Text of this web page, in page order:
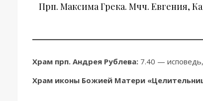
Прп. Максима Грека. Мчч. Евгения,
Храм прп. Андрея Рублева: 7.40 —
Храм иконы Божией Матери